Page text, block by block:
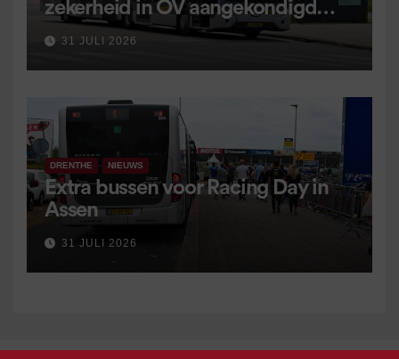
zekerheid in OV aangekondigd
voor 9 september
31 JULI 2026
DRENTHE NIEUWS
Extra bussen voor Racing Day in
Assen
31 JULI 2026